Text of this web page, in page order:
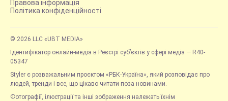
Правова інформація
Політика конфіденційності
© 2026 LLC «UBT MEDIA»
Ідентифікатор онлайн-медіа в Реєстрі суб’єктів у сфері медіа — R40-
05347
Styler є розважальним проєктом «РБК-Україна», який розповідає про
людей, тренди і все, що цікаво читати поза новинами.
Фотографії, ілюстрації та інші зображення належать їхнім